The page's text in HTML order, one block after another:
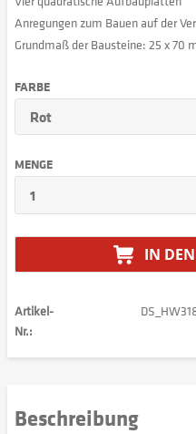
Anregungen zum Bauen auf der
Grundmaß der Bausteine: 25 x 70
FARBE
MENGE
IN DEN
Artikel-
Nr.:
Beschreibung